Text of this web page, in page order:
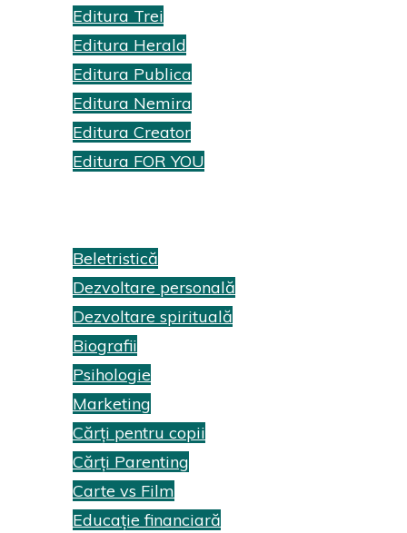
Editura Trei
Editura Herald
Editura Publica
Editura Nemira
Editura Creator
Editura FOR YOU
Beletristică
Dezvoltare personală
Dezvoltare spirituală
Biografii
Psihologie
Marketing
Cărți pentru copii
Cărți Parenting
Carte vs Film
Educație financiară
jurul lumii